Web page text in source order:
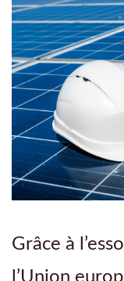
Grâce à
l’Union